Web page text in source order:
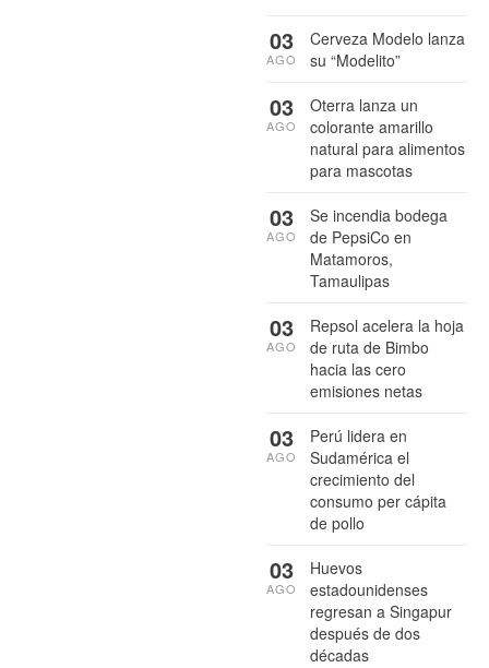
Cerveza Modelo lanza
su “Modelito”
03
AGO
Oterra lanza un
colorante amarillo
natural para alimentos
para mascotas
03
AGO
Se incendia bodega
de PepsiCo en
Matamoros,
Tamaulipas
03
AGO
Repsol acelera la hoja
de ruta de Bimbo
hacia las cero
emisiones netas
03
AGO
Perú lidera en
Sudamérica el
crecimiento del
consumo per cápita
de pollo
03
AGO
Huevos
estadounidenses
regresan a Singapur
después de dos
décadas
03
AGO